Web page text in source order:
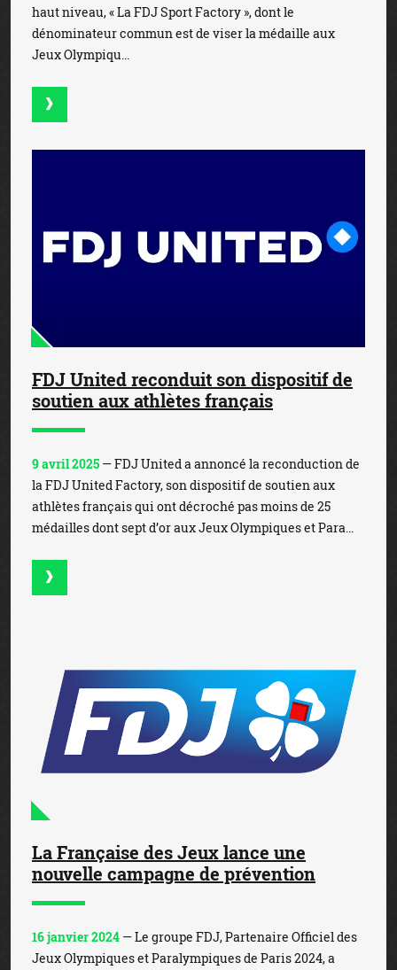
haut niveau, « La FDJ Sport Factory », dont le
dénominateur commun est de viser la médaille aux
Jeux Olympiqu...
FDJ United reconduit son dispositif de
soutien aux athlètes français
9 avril 2025 — FDJ United a annoncé la reconduction de
la FDJ United Factory, son dispositif de soutien aux
athlètes français qui ont décroché pas moins de 25
médailles dont sept d’or aux Jeux Olympiques et Para...
La Française des Jeux lance une
nouvelle campagne de prévention
16 janvier 2024 — Le groupe FDJ, Partenaire Officiel des
Jeux Olympiques et Paralympiques de Paris 2024, a